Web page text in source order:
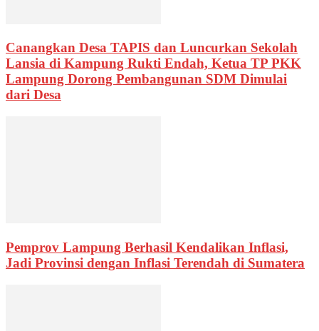
Canangkan Desa TAPIS dan Luncurkan Sekolah
Lansia di Kampung Rukti Endah, Ketua TP PKK
Lampung Dorong Pembangunan SDM Dimulai
dari Desa
Pemprov Lampung Berhasil Kendalikan Inflasi,
Jadi Provinsi dengan Inflasi Terendah di Sumatera